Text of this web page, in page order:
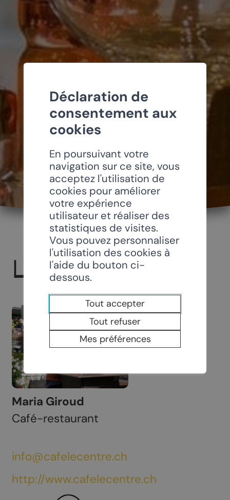
LE CENTRE
Maria Giroud
Café-restaurant
info@cafelecentre.ch
http://www.cafelecentre.ch
Déclaration de
consentement aux
cookies
En poursuivant votre
navigation sur ce site, vous
acceptez l'utilisation de
cookies pour améliorer
votre expérience
utilisateur et réaliser des
statistiques de visites.
Vous pouvez personnaliser
l'utilisation des cookies à
l'aide du bouton ci-
dessous.
Tout accepter
Tout refuser
Mes préférences